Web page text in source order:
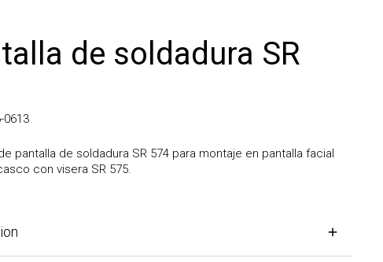
de soldadura SR
pantalla de soldadura SR 574 para montaje en pantalla facial
con visera SR 575.